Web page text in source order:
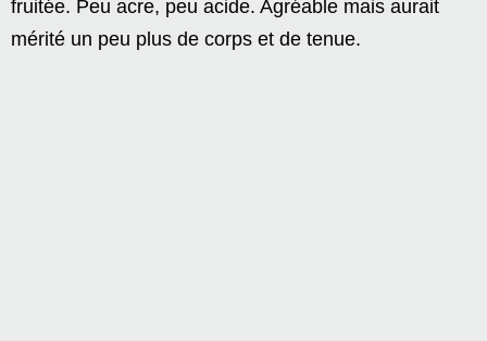
fruitée. Peu acre, peu acide. Agréable mais aurait
mérité un peu plus de corps et de tenue.